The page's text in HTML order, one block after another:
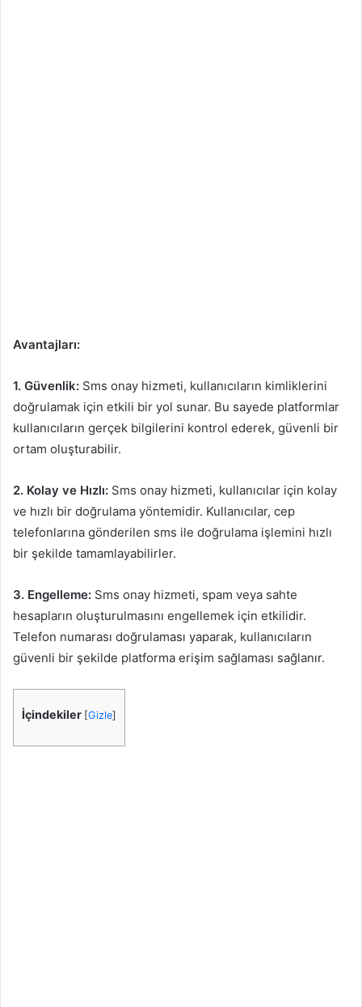
Avantajları:
1. Güvenlik: Sms onay hizmeti, kullanıcıların kimliklerini
doğrulamak için etkili bir yol sunar. Bu sayede platformlar
kullanıcıların gerçek bilgilerini kontrol ederek, güvenli bir
ortam oluşturabilir.
2. Kolay ve Hızlı: Sms onay hizmeti, kullanıcılar için kolay
ve hızlı bir doğrulama yöntemidir. Kullanıcılar, cep
telefonlarına gönderilen sms ile doğrulama işlemini hızlı
bir şekilde tamamlayabilirler.
3. Engelleme: Sms onay hizmeti, spam veya sahte
hesapların oluşturulmasını engellemek için etkilidir.
Telefon numarası doğrulaması yaparak, kullanıcıların
güvenli bir şekilde platforma erişim sağlaması sağlanır.
İçindekiler [Gizle]